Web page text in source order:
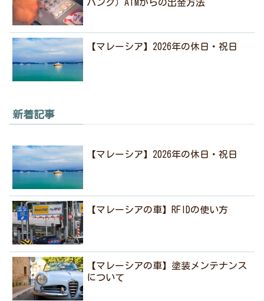
バンク）ATMからの出金方法
【マレーシア】2026年の休日・祝日
新着記事
【マレーシア】2026年の休日・祝日
【マレーシアの車】RFIDの使い方
【マレーシアの車】塗装メンテナンス
について